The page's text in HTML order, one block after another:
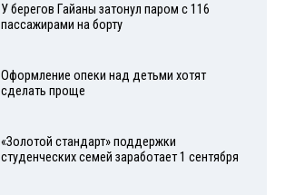
У берегов Гайаны затонул паром с 116
пассажирами на борту
Оформление опеки над детьми хотят
сделать проще
«Золотой стандарт» поддержки
студенческих семей заработает 1 сентября